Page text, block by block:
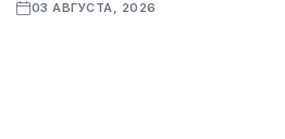
03 АВГУСТА, 2026